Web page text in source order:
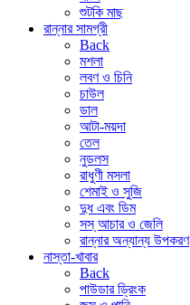
শুটকি মাছ
রান্নার সামগ্রী
Back
মশলা
লবণ ও চিনি
চাউল
ডাল
আটা-ময়দা
তেল
নুডলস
রাধুণী মসলা
শেমাই ও সুজি
দুধ এবং ডিম
সস্ আচার ও জেলি
রান্নার অন্যান্য উপকরণ
নাস্তা-খাবার
Back
পাউডার ড্রিংক